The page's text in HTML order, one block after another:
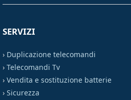
SERVIZI
› Duplicazione telecomandi
› Telecomandi Tv
› Vendita e sostituzione batterie
› Sicurezza